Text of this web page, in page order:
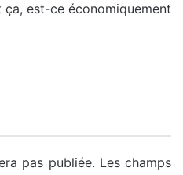
est-ce économiquement
pas publiée. Les champs